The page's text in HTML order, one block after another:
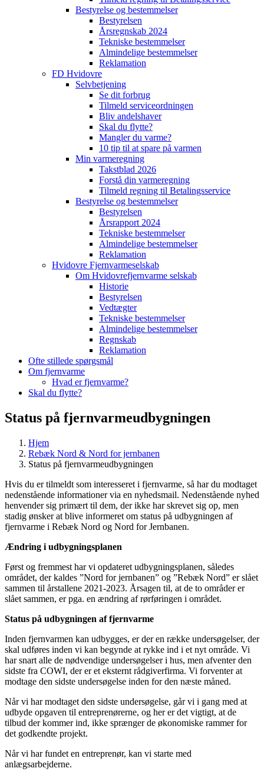
Bestyrelse og bestemmelser
Bestyrelsen
Årsregnskab 2024
Tekniske bestemmelser
Almindelige bestemmelser
Reklamation
FD Hvidovre
Selvbetjening
Se dit forbrug
Tilmeld serviceordningen
Bliv andelshaver
Skal du flytte?
Mangler du varme?
10 tip til at spare på varmen
Min varmeregning
Takstblad 2026
Forstå din varmeregning
Tilmeld regning til Betalingsservice
Bestyrelse og bestemmelser
Bestyrelsen
Årsrapport 2024
Tekniske bestemmelser
Almindelige bestemmelser
Reklamation
Hvidovre Fjernvarmeselskab
Om Hvidovrefjernvarme selskab
Historie
Bestyrelsen
Vedtægter
Tekniske bestemmelser
Almindelige bestemmelser
Regnskab
Reklamation
Ofte stillede spørgsmål
Om fjernvarme
Hvad er fjernvarme?
Skal du flytte?
Status på fjernvarmeudbygningen
Hjem
Rebæk Nord & Nord for jernbanen
Status på fjernvarmeudbygningen
Hvis du er tilmeldt som interesseret i fjernvarme, så har du modtaget
nedenstående informationer via en nyhedsmail. Nedenstående nyhed
henvender sig primært til dem, der ikke har skrevet sig op, men
stadig ønsker at blive informeret om status på udbygningen af
fjernvarme i Rebæk Nord og Nord for Jernbanen.
Ændring i udbygningsplanen
Først og fremmest har vi opdateret udbygningsplanen, således
området, der kaldes ”Nord for jernbanen” og ”Rebæk Nord” er slået
sammen til årstallene 2021-2023. Årsagen til, at de to områder er
slået sammen, er pga. en ændring af rørføringen i området.
Status på udbygningen af fjernvarme
Inden fjernvarmen kan udbygges, er der en række undersøgelser, der
skal udføres inden vi kan begynde at rykke ind i et nyt område. Vi
har snart alle de nødvendige undersøgelser i hus, men afventer den
sidste fra COWI, der er et eksternt rådgiverfirma. Vi forventer at
modtage den sidste undersøgelse inden for den næste måned.
Når vi har modtaget den sidste undersøgelse, går vi i gang med at
udbyde opgaven til entreprenørerne, og her er det vigtigt, at de
tilbud der kommer ind, ikke sprænger de økonomiske rammer for
det godkendte projekt.
Når vi har fundet en entreprenør, kan vi starte med
anlægsarbejderne.